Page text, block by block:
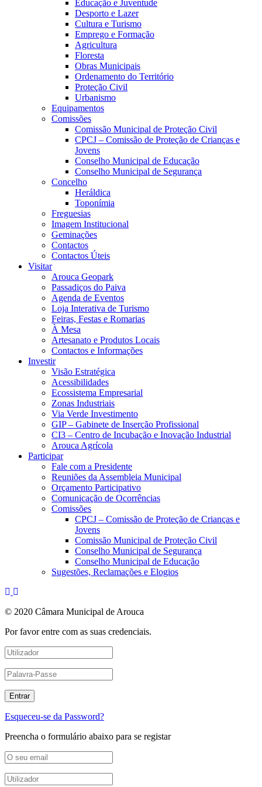
Educação e Juventude
Desporto e Lazer
Cultura e Turismo
Emprego e Formação
Agricultura
Floresta
Obras Municipais
Ordenamento do Território
Proteção Civil
Urbanismo
Equipamentos
Comissões
Comissão Municipal de Proteção Civil
CPCJ – Comissão de Proteção de Crianças e
Jovens
Conselho Municipal de Educação
Conselho Municipal de Segurança
Concelho
Heráldica
Toponímia
Freguesias
Imagem Institucional
Geminações
Contactos
Contactos Úteis
Visitar
Arouca Geopark
Passadiços do Paiva
Agenda de Eventos
Loja Interativa de Turismo
Feiras, Festas e Romarias
À Mesa
Artesanato e Produtos Locais
Contactos e Informações
Investir
Visão Estratégica
Acessibilidades
Ecossistema Empresarial
Zonas Industriais
Via Verde Investimento
GIP – Gabinete de Inserção Profissional
CI3 – Centro de Incubação e Inovação Industrial
Arouca Agrícola
Participar
Fale com a Presidente
Reuniões da Assembleia Municipal
Orçamento Participativo
Comunicação de Ocorrências
Comissões
CPCJ – Comissão de Proteção de Crianças e
Jovens
Comissão Municipal de Proteção Civil
Conselho Municipal de Segurança
Conselho Municipal de Educação
Sugestões, Reclamações e Elogios
© 2020 Câmara Municipal de Arouca
Por favor entre com as suas credenciais.
Esqueceu-se da Password?
Preencha o formulário abaixo para se registar